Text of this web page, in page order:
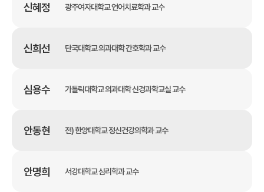
신혜정 광주여자대학교 언어치료학과 교수
신희선 단국대학교 의과대학 간호학과 교수
심용수 가톨릭대학교 의과대학 신경과학교실 교수
안동현 전) 한양대학교 정신건강의학과 교수
안명희 서강대학교 심리학과 교수